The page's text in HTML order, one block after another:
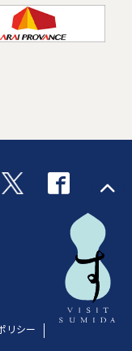
リシー